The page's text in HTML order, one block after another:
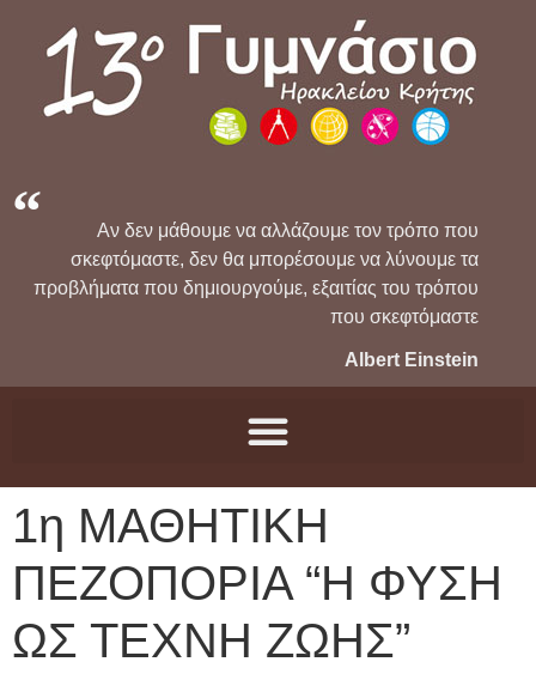
Αν δεν μάθουμε να αλλάζουμε τον τρόπο που
σκεφτόμαστε, δεν θα μπορέσουμε να λύνουμε τα
προβλήματα που δημιουργούμε, εξαιτίας του τρόπου
που σκεφτόμαστε
Albert Einstein
1η ΜΑΘΗΤΙΚΗ
ΠΕΖΟΠΟΡΙΑ “Η ΦΥΣΗ
ΩΣ ΤΕΧΝΗ ΖΩΗΣ”